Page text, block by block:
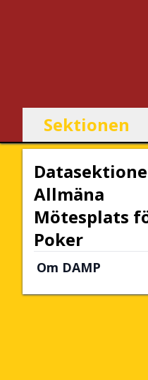
Sektionen
Allmäna
Mötesplats
Poker
Om DAMP